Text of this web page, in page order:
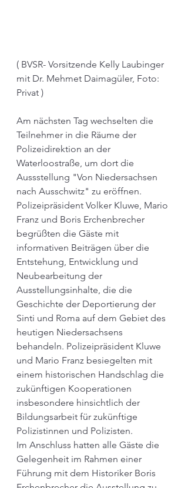
( BVSR- Vorsitzende Kelly Laubinger
mit Dr. Mehmet Daimagüler, Foto:
Privat )
Am nächsten Tag wechselten die
Teilnehmer in die Räume der
Polizeidirektion an der
Waterloostraße, um dort die
Aussstellung "Von Niedersachsen
nach Ausschwitz" zu eröffnen.
Polizeipräsident Volker Kluwe, Mario
Franz und Boris Erchenbrecher
begrüßten die Gäste mit
informativen Beiträgen über die
Entstehung, Entwicklung und
Neubearbeitung der
Ausstellungsinhalte, die die
Geschichte der Deportierung der
Sinti und Roma auf dem Gebiet des
heutigen Niedersachsens
behandeln. Polizeipräsident Kluwe
und Mario Franz besiegelten mit
einem historischen Handschlag die
zukünftigen Kooperationen
insbesondere hinsichtlich der
Bildungsarbeit für zukünftige
Polizistinnen und Polizisten.
Im Anschluss hatten alle Gäste die
Gelegenheit im Rahmen einer
Führung mit dem Historiker Boris